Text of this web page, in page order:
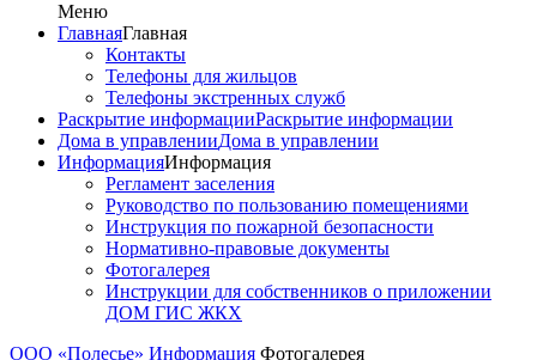
Меню
ГлавнаяГлавная
Контакты
Телефоны для жильцов
Телефоны экстренных служб
Раскрытие информацииРаскрытие информации
Дома в управленииДома в управлении
ИнформацияИнформация
Регламент заселения
Руководство по пользованию помещениями
Инструкция по пожарной безопасности
Нормативно-правовые документы
Фотогалерея
Инструкции для собственников о приложении
ДОМ ГИС ЖКХ
ООО «Полесье» Информация Фотогалерея